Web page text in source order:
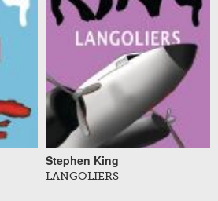
Stephen King
LANGOLIERS